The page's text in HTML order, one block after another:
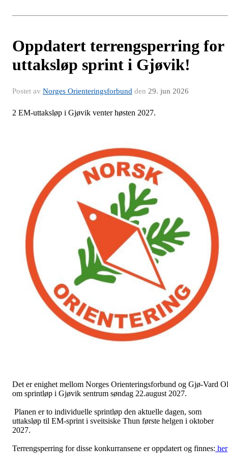
Oppdatert terrengsperring for
uttaksløp sprint i Gjøvik!
Postet av Norges Orienteringsforbund den 29. jun 2026
2 EM-uttaksløp i Gjøvik venter høsten 2027.
Det er enighet mellom Norges Orienteringsforbund og Gjø-Vard
om sprintløp i Gjøvik sentrum søndag 22.august 2027.
Planen er to individuelle sprintløp den aktuelle dagen, som
uttaksløp til EM-sprint i sveitsiske Thun første helgen i oktober
2027.
Terrengsperring for disse konkurransene er oppdatert og finnes: her